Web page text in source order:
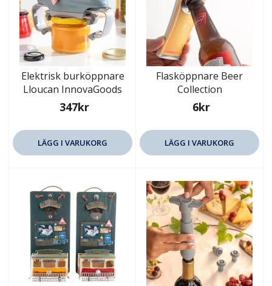
Elektrisk burköppnare
Lloucan InnovaGoods
347kr
LÄGG I VARUKORG
Flasköppnare Beer
Collection
6kr
LÄGG I VARUKORG